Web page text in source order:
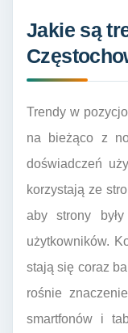
Jakie są
Trendy w
na bieżąco z
doświadczeń
korzystają ze
aby strony
użytkowników.
stają się coraz
rośnie
smartfonów i